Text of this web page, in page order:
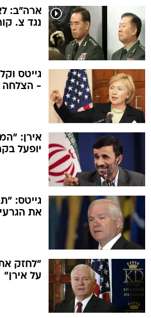
ארה"ב:
נגד צ.
גייטס
- הצלחה
אירן:
יופעל
גייטס:
את
"לחזק
על אירן"